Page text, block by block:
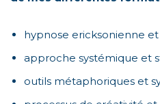
hypnose ericksonienne
approche systémique et
outils métaphoriques et